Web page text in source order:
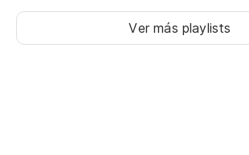
Ver más playlists